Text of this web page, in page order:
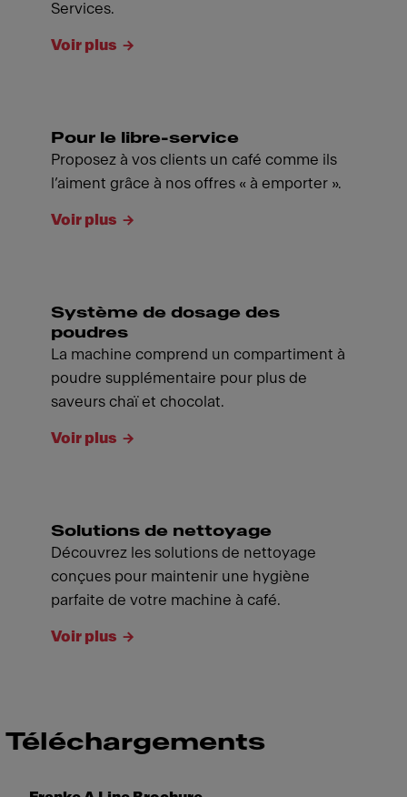
Services.
Voir plus
Pour le libre-service
Proposez à vos clients un café comme ils
l’aiment grâce à nos offres « à emporter ».
Voir plus
Système de dosage des
poudres
La machine comprend un compartiment à
poudre supplémentaire pour plus de
saveurs chaï et chocolat.
Voir plus
Solutions de nettoyage
Découvrez les solutions de nettoyage
conçues pour maintenir une hygiène
parfaite de votre machine à café.
Voir plus
Téléchargements